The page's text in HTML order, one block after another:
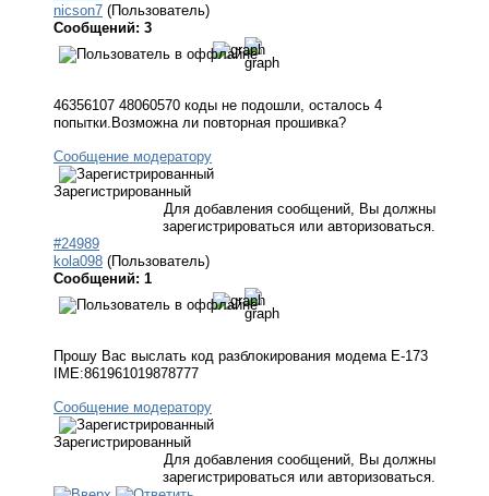
nicson7 (Пользователь)
Сообщений: 3
46356107 48060570 коды не подошли, осталось 4
попытки.Возможна ли повторная прошивка?
Сообщение модератору
Зарегистрированный
Для добавления сообщений, Вы должны
зарегистрироваться или авторизоваться.
#24989
kola098 (Пользователь)
Сообщений: 1
Прошу Вас выслать код разблокирования модема E-173
IME:861961019878777
Сообщение модератору
Зарегистрированный
Для добавления сообщений, Вы должны
зарегистрироваться или авторизоваться.